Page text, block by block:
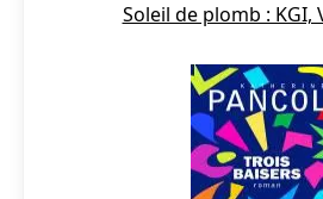
Soleil de plomb : KGI,